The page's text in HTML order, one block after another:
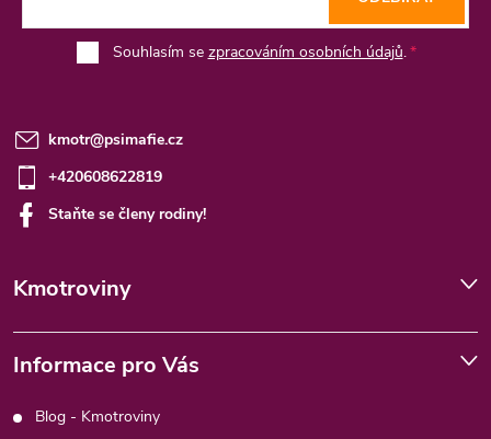
Souhlasím se zpracováním osobních údajů.
kmotr@psimafie.cz
+420608622819
Staňte se členy rodiny!
Kmotroviny
Informace pro Vás
Blog - Kmotroviny